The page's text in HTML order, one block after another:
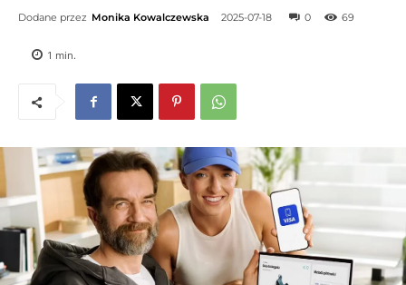
Dodane przez Monika Kowalczewska 2025-07-18 0 69
1 min.